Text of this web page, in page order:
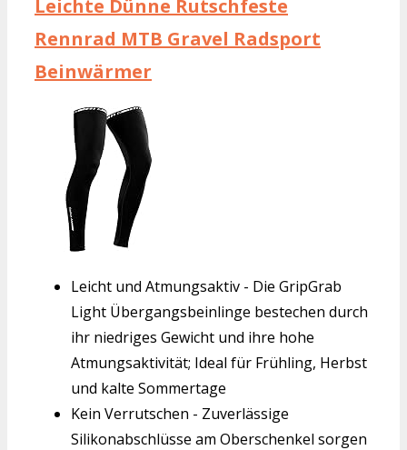
Leichte Dünne Rutschfeste
Rennrad MTB Gravel Radsport
Beinwärmer
Leicht und Atmungsaktiv - Die GripGrab
Light Übergangsbeinlinge bestechen durch
ihr niedriges Gewicht und ihre hohe
Atmungsaktivität; Ideal für Frühling, Herbst
und kalte Sommertage
Kein Verrutschen - Zuverlässige
Silikonabschlüsse am Oberschenkel sorgen